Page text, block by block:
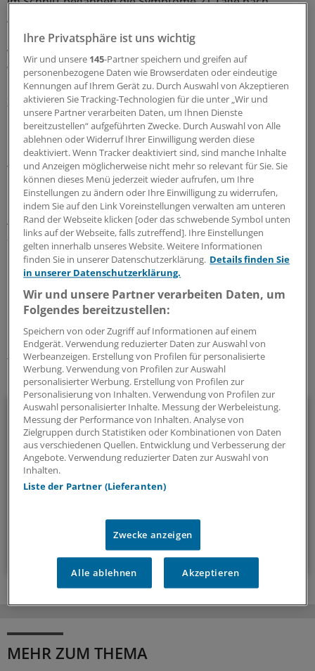
Absetzen des TKI und dauerten einige Wochen bis viele
Monate. Bei Patienten, die erneut ein TKI benötigten,
verschwanden die Beschwerden in 50 Prozent der Fälle
wieder nach im Median drei Wochen.
Zwei unabhängige Risikofaktoren ließen sich
identifizieren: Häufiger betroffen waren Patienten, die
bereits früher Knochen- und Gelenksymptome gehabt
hatten und diejenigen mit einer besonders langen TKI-
Therapie.
Die Forschenden raten daher zu einer entsprechenden
Aufklärung besonders bei Patienten mit
anamnestischen Knochen-, Gelenk- und
Muskelbeschwerden.(fk)
0
Schlagworte:
Lymphome/Leukämie Onkologie
Ihr Newsletter zum Thema
Onkologie
Unser Newsletter zur Onkologie stellt die wichtigsten
Neuigkeiten zum breiten Themenspektrum Krebs
Zum Abonnieren bitte anmelden
MEHR ZUM THEMA
Ihre Privatsphäre ist uns wichtig
Wir und unsere 145-Partner speichern und greifen auf
personenbezogene Daten wie Browserdaten oder eindeutige
Kennungen auf Ihrem Gerät zu. Durch Auswahl von Akzeptieren
aktivieren Sie Tracking-Technologien für die unter „Wir und
unsere Partner verarbeiten Daten, um Ihnen Dienste
bereitzustellen“ aufgeführten Zwecke. Durch Auswahl von Alle
ablehnen oder Widerruf Ihrer Einwilligung werden diese
deaktiviert. Wenn Tracker deaktiviert sind, sind manche Inhalte
und Anzeigen möglicherweise nicht mehr so relevant für Sie. Sie
können dieses Menü jederzeit wieder aufrufen, um Ihre
Einstellungen zu ändern oder Ihre Einwilligung zu widerrufen,
indem Sie auf den Link Voreinstellungen verwalten am unteren
Rand der Webseite klicken [oder das schwebende Symbol unten
links auf der Webseite, falls zutreffend]. Ihre Einstellungen
gelten innerhalb unseres Website. Weitere Informationen
finden Sie in unserer Datenschutzerklärung. Details finden Sie
in unserer Datenschutzerklärung.
Wir und unsere Partner verarbeiten Daten, um
Folgendes bereitzustellen:
Speichern von oder Zugriff auf Informationen auf einem
Endgerät. Verwendung reduzierter Daten zur Auswahl von
Werbeanzeigen. Erstellung von Profilen für personalisierte
Werbung. Verwendung von Profilen zur Auswahl
personalisierter Werbung. Erstellung von Profilen zur
Personalisierung von Inhalten. Verwendung von Profilen zur
Auswahl personalisierter Inhalte. Messung der Werbeleistung.
Messung der Performance von Inhalten. Analyse von
Zielgruppen durch Statistiken oder Kombinationen von Daten
aus verschiedenen Quellen. Entwicklung und Verbesserung der
Angebote. Verwendung reduzierter Daten zur Auswahl von
Inhalten.
Liste der Partner (Lieferanten)
Zwecke anzeigen
Alle ablehnen Akzeptieren